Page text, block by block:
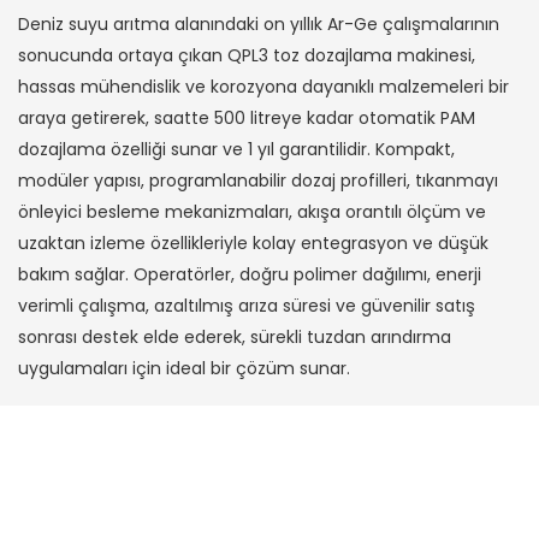
Deniz suyu arıtma alanındaki on yıllık Ar-Ge çalışmalarının
sonucunda ortaya çıkan QPL3 toz dozajlama makinesi,
hassas mühendislik ve korozyona dayanıklı malzemeleri bir
araya getirerek, saatte 500 litreye kadar otomatik PAM
dozajlama özelliği sunar ve 1 yıl garantilidir. Kompakt,
modüler yapısı, programlanabilir dozaj profilleri, tıkanmayı
önleyici besleme mekanizmaları, akışa orantılı ölçüm ve
uzaktan izleme özellikleriyle kolay entegrasyon ve düşük
bakım sağlar. Operatörler, doğru polimer dağılımı, enerji
verimli çalışma, azaltılmış arıza süresi ve güvenilir satış
sonrası destek elde ederek, sürekli tuzdan arındırma
uygulamaları için ideal bir çözüm sunar.